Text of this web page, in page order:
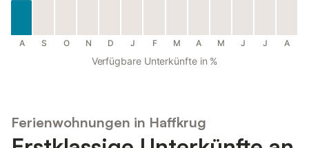
A S O N D J F M A M J J A
Verfügbare Unterkünfte in %
Ferienwohnungen in Haffkrug